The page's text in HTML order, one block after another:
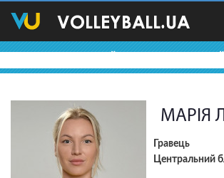
МАРІЯ
Гравець
Центральний